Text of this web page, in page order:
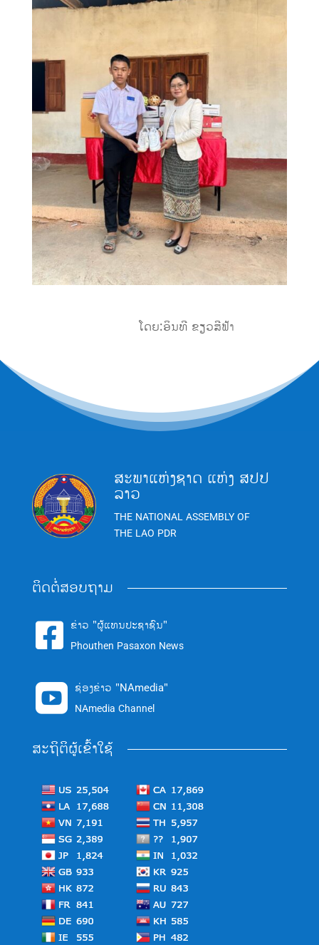
ໂດຍ:ອິນທີ ຂຽວສີຟ້າ
ສະພາແຫ່ງຊາດ ແຫ່ງ ສປປ
ລາວ
THE NATIONAL ASSEMBLY OF
THE LAO PDR
ຕິດຕໍ່ສອບຖາມ
 ຂ່າວ "ຜູ້ແທນປະຊາຊົນ"
Phouthen Pasaxon News
 ຊ່ອງຂ່າວ "NAmedia"
NAmedia Channel
ສະຖິຕິຜູ້ເຂົ້າໃຊ້